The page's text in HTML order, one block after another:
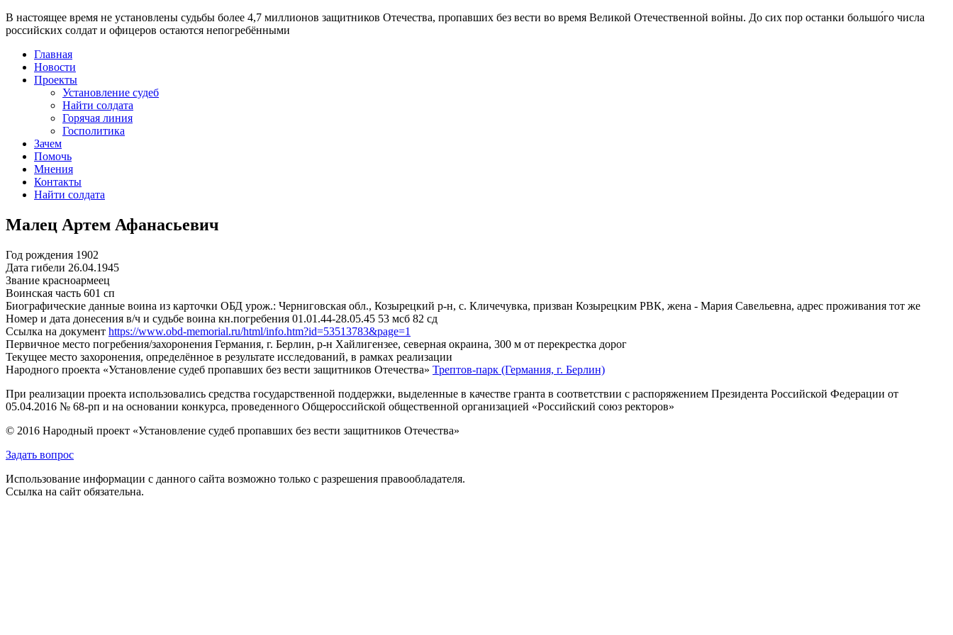
В настоящее время не установлены судьбы более 4,7 миллионов защитников Отечества, пропавших без вести во время Великой Отечественной войны. До сих пор останки большо́го числа
российских солдат и офицеров остаются непогребёнными
Главная
Новости
Проекты
Установление судеб
Найти солдата
Горячая линия
Госполитика
Зачем
Помочь
Мнения
Контакты
Найти солдата
Малец Артем Афанасьевич
Год рождения 1902
Дата гибели 26.04.1945
Звание красноармеец
Воинская часть 601 сп
Биографические данные воина из карточки ОБД урож.: Черниговская обл., Козырецкий р-н, с. Кличечувка, призван Козырецким РВК, жена - Мария Савельевна, адрес проживания тот же
Номер и дата донесения в/ч и судьбе воина кн.погребения 01.01.44-28.05.45 53 мсб 82 сд
Ссылка на документ https://www.obd-memorial.ru/html/info.htm?id=53513783&page=1
Первичное место погребения/захоронения Германия, г. Берлин, р-н Хайлигензее, северная окраина, 300 м от перекрестка дорог
Текущее место захоронения, определённое в результате исследований, в рамках реализации
Народного проекта «Установление судеб пропавших без вести защитников Отечества» Трептов-парк (Германия, г. Берлин)
При реализации проекта использовались средства государственной поддержки, выделенные в качестве гранта в соответствии с распоряжением Президента Российской Федерации от
05.04.2016 № 68-рп и на основании конкурса, проведенного Общероссийской общественной организацией «Российский союз ректоров»
© 2016 Народный проект «Установление судеб пропавших без вести защитников Отечества»
Задать вопрос
Использование информации с данного сайта возможно только с разрешения правообладателя.
Ссылка на сайт обязательна.